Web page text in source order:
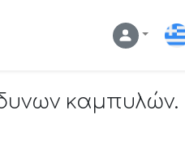
καμπυλών.